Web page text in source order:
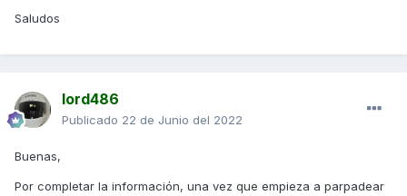
Saludos
lord486
Publicado 22 de Junio del 2022
Buenas,
Por completar la información, una vez que empieza a parpadear